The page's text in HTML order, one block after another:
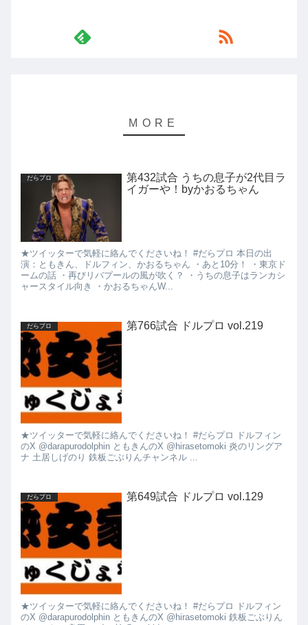
だらプロ
第432試合 うちの息子が2代目ラ
イガーや！byかおるちゃん
★ツイッターで気軽に絡んでくださいね！ #だらプロ 本日の出
演：ともきん、ドルフィン、かおるちゃん ・あと10分！ ・東京ド
ームの話 ・再びリバプールの風が吹く？ ・うちの息子はランカシ
ャースタイル向き ・かおるちゃんW...
だらプロ 第766試合 ドルプロ vol.219
★ツイッターで気軽に絡んでくださいね！ #だらプロ ドルフィン
のX @darapurodolphin ともきんのX @hirasetomoki 炎のリングア
ナ 土居しげのり 鉄板ごぶりんチャンネル ...
だらプロ 第649試合 ドルプロ vol.129
★ツイッターで気軽に絡んでくださいね！ #だらプロ ドルフィン
のX @darapurodolphin ともきんのX @hirasetomoki 鉄板ごぶりん